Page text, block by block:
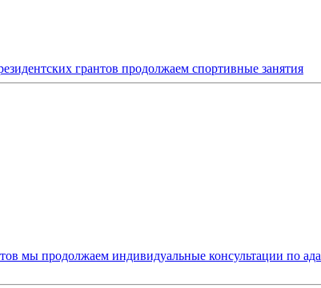
грантов продолжаем спортивные занятия
мы продолжаем индивидуальные консультации по